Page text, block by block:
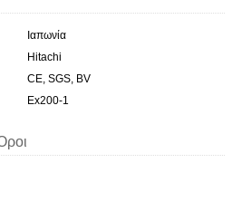
Ιαπωνία
Hitachi
CE, SGS, BV
Ex200-1